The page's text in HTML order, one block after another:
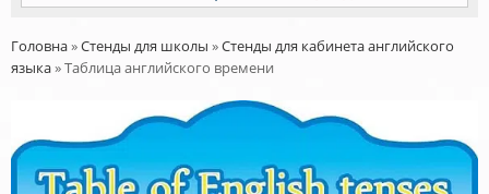
Головна»Стенды для школы »Стенды для кабинета английского
языка»Таблица английского времени